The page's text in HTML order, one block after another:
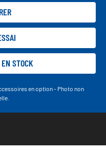
STOCK
en option - Photo non